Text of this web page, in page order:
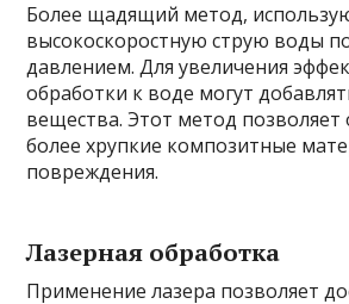
Более щадящий метод,
высокоскоростную струю воды
давлением. Для увеличения
обработки к воде могут
вещества. Этот метод позволяет
более хрупкие композитные
повреждения.
Лазерная обработка
Применение лазера позволяет